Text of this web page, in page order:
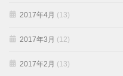
2017年4月 (13)
2017年3月 (12)
2017年2月 (13)